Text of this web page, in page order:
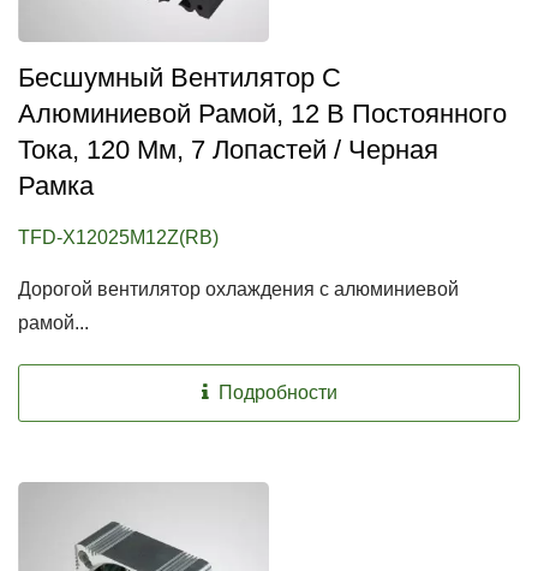
Бесшумный Вентилятор С
Алюминиевой Рамой, 12 В Постоянного
Тока, 120 Мм, 7 Лопастей / Черная
Рамка
TFD-X12025M12Z(RB)
Дорогой вентилятор охлаждения с алюминиевой
рамой...
Подробности